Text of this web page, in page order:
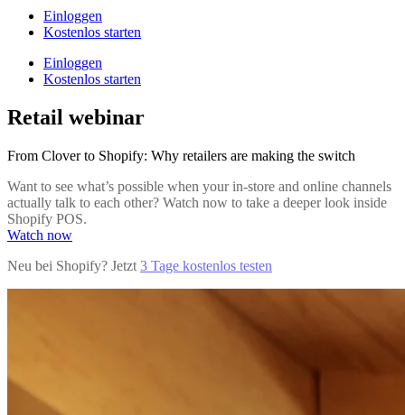
Einloggen
Kostenlos starten
Einloggen
Kostenlos starten
Retail webinar
From Clover to Shopify: Why retailers are making the switch
Want to see what’s possible when your in-store and online channels
actually talk to each other? Watch now to take a deeper look inside
Shopify POS.
Watch now
Neu bei Shopify? Jetzt 3 Tage kostenlos testen